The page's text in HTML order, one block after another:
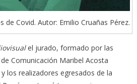
de Covid. Autor: Emilio Cruañas Pérez.
el jurado, formado por las
Comunicación Maribel Acosta
los realizadores egresados de la